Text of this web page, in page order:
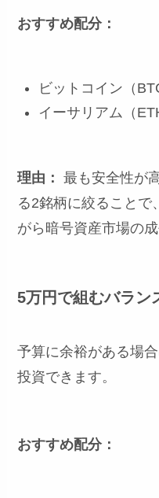
おすすめ配分：
ビットコイン（
イーサリアム（
理由： 最も安全性が
る2銘柄に絞ることで
がら暗号資産市場の
5万円で組むバラン
予算に余裕がある場
投資できます。
おすすめ配分：